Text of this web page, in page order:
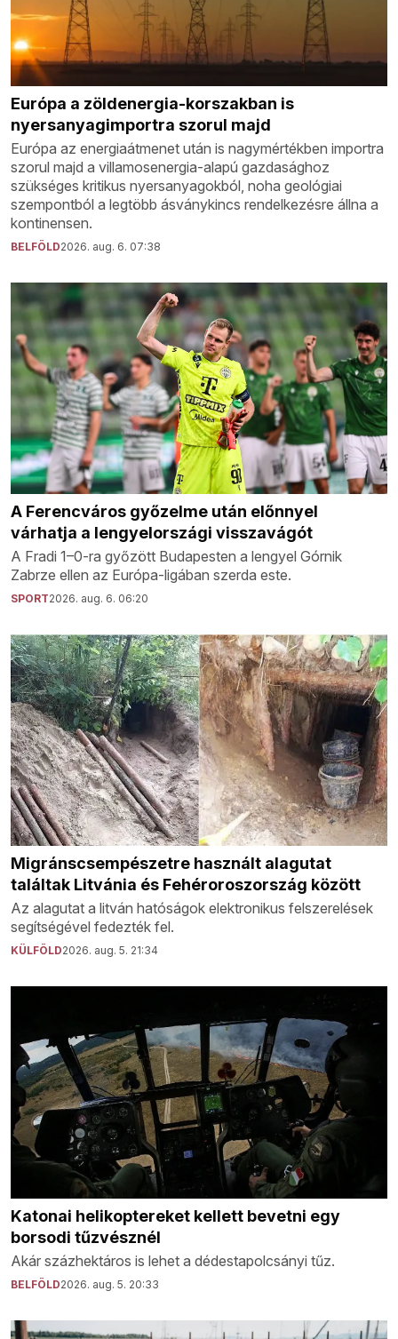
Európa a zöldenergia-korszakban is
nyersanyagimportra szorul majd
Európa az energiaátmenet után is nagymértékben importra
szorul majd a villamosenergia-alapú gazdasághoz
szükséges kritikus nyersanyagokból, noha geológiai
szempontból a legtöbb ásványkincs rendelkezésre állna a
kontinensen.
BELFÖLD2026. aug. 6. 07:38
A Ferencváros győzelme után előnnyel
várhatja a lengyelországi visszavágót
A Fradi 1–0-ra győzött Budapesten a lengyel Górnik
Zabrze ellen az Európa-ligában szerda este.
SPORT2026. aug. 6. 06:20
Migránscsempészetre használt alagutat
találtak Litvánia és Fehéroroszország között
Az alagutat a litván hatóságok elektronikus felszerelések
segítségével fedezték fel.
KÜLFÖLD2026. aug. 5. 21:34
Katonai helikoptereket kellett bevetni egy
borsodi tűzvésznél
Akár százhektáros is lehet a dédestapolcsányi tűz.
BELFÖLD2026. aug. 5. 20:33